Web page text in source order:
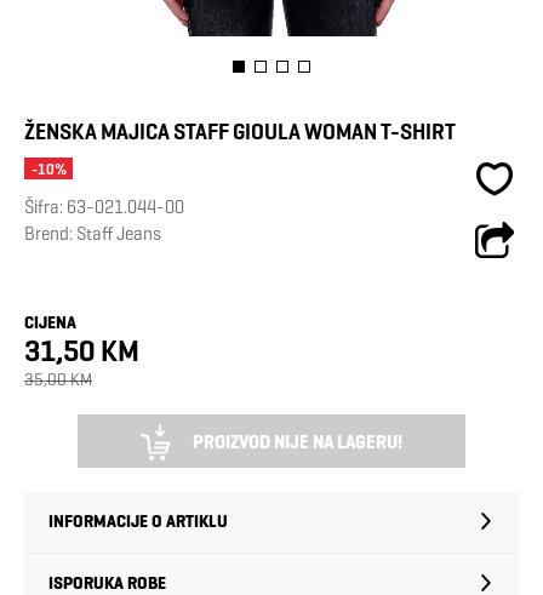
ŽENSKA MAJICA STAFF GIOULA WOMAN T-SHIRT
-10%
Šifra: 63-021.044-00
Brend: Staff Jeans
CIJENA
31,50 KM
35,00 KM
PROIZVOD NIJE NA LAGERU!
INFORMACIJE O ARTIKLU
ISPORUKA ROBE